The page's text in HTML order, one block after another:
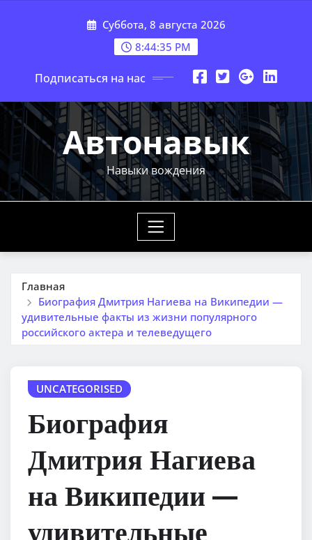
Суббота, 8 августа 2026
8:44:36 PM
Подписаться на нас
Автонавык
Навыки вождения
Главная
Биография Дмитрия Нагиева на Википедии —
удивительные факты из жизни популярного
российского актера и телеведущего
UNCATEGORISED
Биография
Дмитрия Нагиева
на Википедии —
удивительные